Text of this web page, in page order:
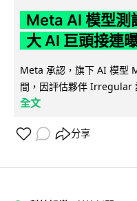
Meta AI 模型測
大 AI 巨頭接連
Meta 承認，旗下 AI 模型
間，因評估夥伴 Irregular
全文
分享